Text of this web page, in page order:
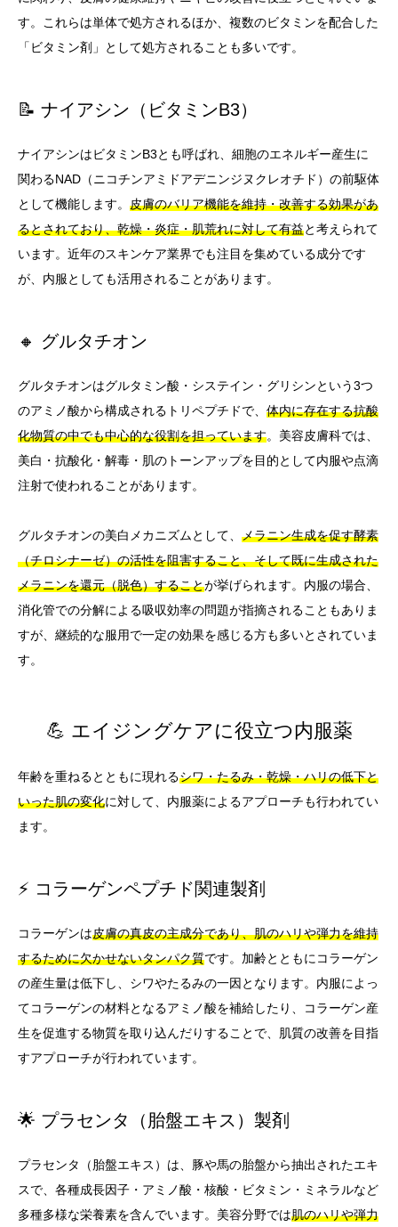
す。これらは単体で処方されるほか、複数のビタミンを配合した
「ビタミン剤」として処方されることも多いです。
📝 ナイアシン（ビタミンB3）
ナイアシンはビタミンB3とも呼ばれ、細胞のエネルギー産生に
関わるNAD（ニコチンアミドアデニンジヌクレオチド）の前駆体
として機能します。 皮膚のバリア機能を維持・改善する効果があ
るとされており、乾燥・炎症・肌荒れに対して有益と考えられて
います。近年のスキンケア業界でも注目を集めている成分です
が、内服としても活用されることがあります。
🔸 グルタチオン
グルタチオンはグルタミン酸・システイン・グリシンという3つ
のアミノ酸から構成されるトリペプチドで、 体内に存在する抗酸
化物質の中でも中心的な役割を担っています。美容皮膚科では、
美白・抗酸化・解毒・肌のトーンアップを目的として内服や点滴
注射で使われることがあります。
グルタチオンの美白メカニズムとして、 メラニン生成を促す酵素
（チロシナーゼ）の活性を阻害すること、そして既に生成された
メラニンを還元（脱色）することが挙げられます。内服の場合、
消化管での分解による吸収効率の問題が指摘されることもありま
すが、継続的な服用で一定の効果を感じる方も多いとされていま
す。
💪 エイジングケアに役立つ内服薬
年齢を重ねるとともに現れるシワ・たるみ・乾燥・ハリの低下と
いった肌の変化に対して、内服薬によるアプローチも行われてい
ます。
⚡ コラーゲンペプチド関連製剤
コラーゲンは皮膚の真皮の主成分であり、肌のハリや弾力を維持
するために欠かせないタンパク質です。加齢とともにコラーゲン
の産生量は低下し、シワやたるみの一因となります。内服によっ
てコラーゲンの材料となるアミノ酸を補給したり、コラーゲン産
生を促進する物質を取り込んだりすることで、肌質の改善を目指
すアプローチが行われています。
🌟 プラセンタ（胎盤エキス）製剤
プラセンタ（胎盤エキス）は、豚や馬の胎盤から抽出されたエキ
スで、各種成長因子・アミノ酸・核酸・ビタミン・ミネラルなど
多種多様な栄養素を含んでいます。美容分野では肌のハリや弾力